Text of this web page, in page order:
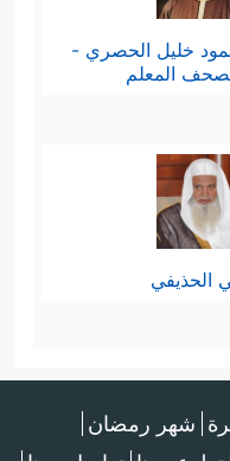
خليل الحصري -
المعلم
الحذيفي
شهر رمضان